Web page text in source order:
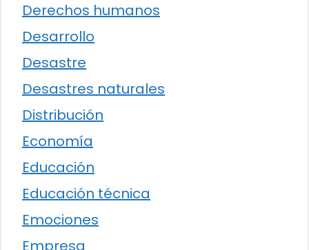
Derechos humanos
Desarrollo
Desastre
Desastres naturales
Distribución
Economía
Educación
Educación técnica
Emociones
Empresa